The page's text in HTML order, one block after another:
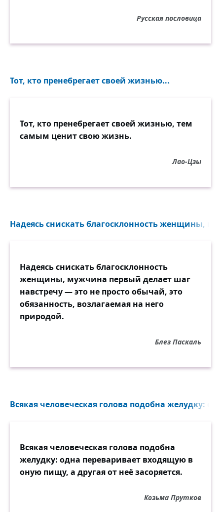
Русская пословица
Тот, кто пренебрегает своей жизнью...
Тот, кто пренебрегает своей жизнью, тем
самым ценит свою жизнь.
Лао-Цзы
Надеясь снискать благосклонность женщины,
Надеясь снискать благосклонность
женщины, мужчина первый делает шаг
навстречу — это не просто обычай, это
обязанность, возлагаемая на него
природой.
Блез Паскаль
Всякая человеческая голова подобна желудку:
Всякая человеческая голова подобна
желудку: одна переваривает входящую в
оную пищу, а другая от неё засоряется.
Козьма Прутков